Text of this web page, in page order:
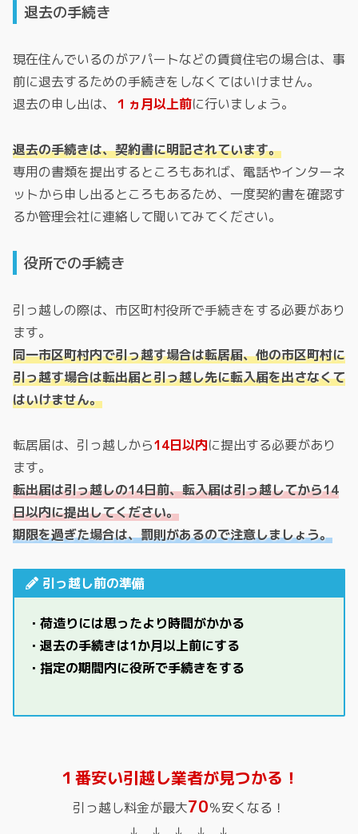
退去の手続き
現在住んでいるのがアパートなどの賃貸住宅の場合は、事
前に退去するための手続きをしなくてはいけません。
退去の申し出は、
１ヵ月以上前に行いましょう。
退去の手続きは、契約書に明記されています。
専用の書類を提出するところもあれば、電話やインターネ
ットから申し出るところもあるため、一度契約書を確認す
るか管理会社に連絡して聞いてみてください。
役所での手続き
引っ越しの際は、市区町村役所で手続きをする必要があり
ます。
同一市区町村内で引っ越す場合は転居届、他の市区町村に
引っ越す場合は転出届と引っ越し先に転入届を出さなくて
はいけません。
転居届は、引っ越しから14日以内に提出する必要があり
ます。
転出届は引っ越しの14日前、転入届は引っ越してから14
日以内に提出してください。
期限を過ぎた場合は、罰則があるので注意しましょう。
引っ越し前の準備
・荷造りには思ったより時間がかかる
・退去の手続きは1か月以上前にする
・指定の期間内に役所で手続きをする
１番安い引越し業者が見つかる！
引っ越し料金が最大70％安くなる！